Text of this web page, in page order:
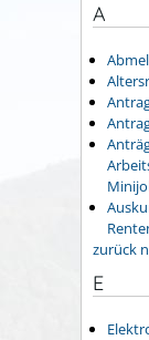
A
zurück
E